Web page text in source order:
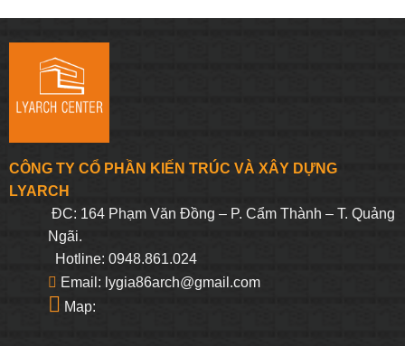
CÔNG TY CỔ PHẦN KIẾN TRÚC VÀ XÂY DỰNG
LYARCH
ĐC: 164 Phạm Văn Đồng – P. Cẩm Thành – T. Quảng
Ngãi.
Hotline: 0948.861.024
Email: lygia86arch@gmail.com
Map: